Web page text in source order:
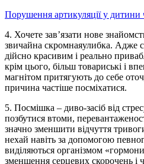
Порушення артикуляції у
4. Хочете зав’язати нове
звичайна скромнаяулибка. Адже
дійсно красивим і реально
крім цього, більш товариські і
магнітом притягують до себе
причина частіше посміхатися.
5. Посмішка – диво-засіб від
позбутися втоми,
значно зменшити відчуття
нехай навіть за допомогою
виділяються організмом
зменшення серцевих скорочень і